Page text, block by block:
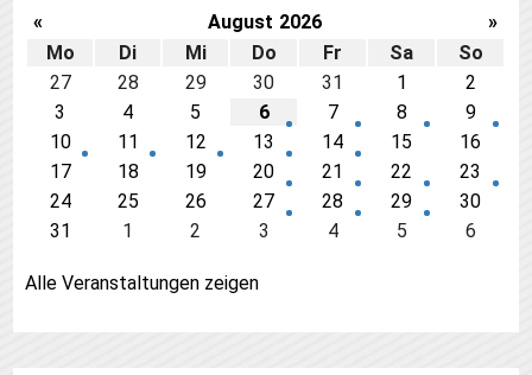
«
August 2026
»
Mo
Di Mi Do Fr Sa
So
27
28 29 30 31 1
2
3
4 5 6 7 8
9
10
11 12 13 14 15
16
17
18 19 20 21 22
23
24
25 26 27 28 29
30
31
1 2 3 4 5 6
Alle Veranstaltungen zeigen